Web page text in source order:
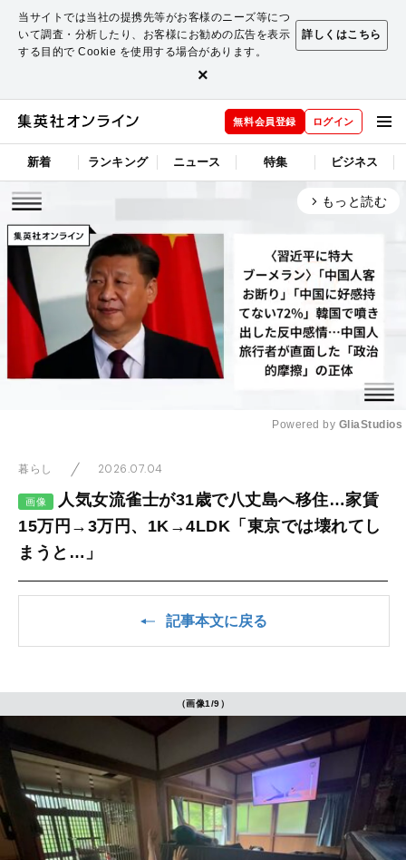
当サイトでは当社の提携先等がお客様のニーズ等につ
いて調査・分析したり、お客様にお勧めの広告を表示
する目的で Cookie を使用する場合があります。
詳しくはこちら
×
無料会員登録 ログイン
新着 ランキング ニュース 特集 ビジネス
arrow_forward_ios もっと読む
Powered by GliaStudios
暮らし 2026.07.04
画像
人気女流雀士が31歳で八丈島へ移住…家賃
15万円→3万円、1K→4LDK「東京では壊れてし
まうと…」
記事本文に戻る
（画像1/9）